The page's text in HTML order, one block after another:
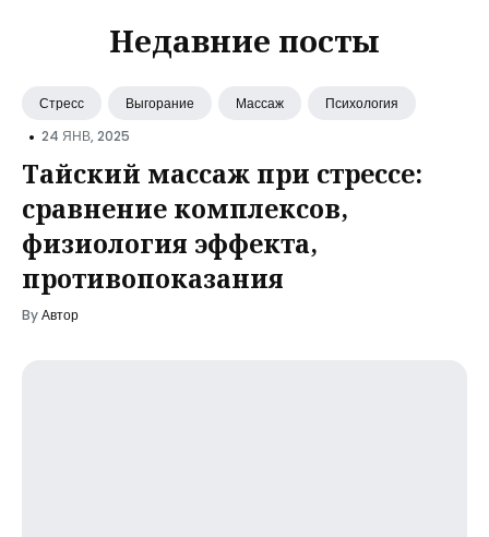
Недавние посты
Стресс Выгорание Массаж Психология
• 24 ЯНВ, 2025
Тайский массаж при стрессе:
сравнение комплексов,
физиология эффекта,
противопоказания
ByАвтор